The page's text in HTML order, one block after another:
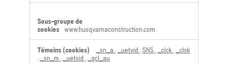
www.husqvarnaconstruction.com
_sn_a _uetvid ,SNS _clck
_clsk
_sn_m _uetsid _gcl_au